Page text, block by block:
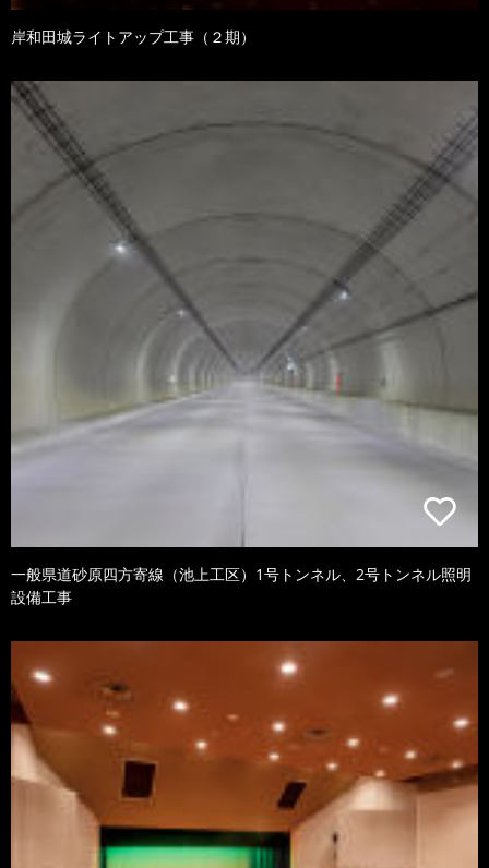
岸和田城ライトアップ工事（２期）
一般県道砂原四方寄線（池上工区）1号トンネル、2号トンネル照明
設備工事